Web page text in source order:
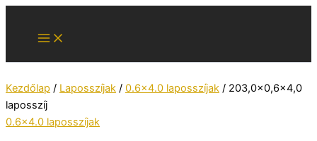
Kezdőlap / Laposszíjak / 0.6x4.0 laposszíjak / 203,0×0,6×4,0
laposszíj
0.6x4.0 laposszíjak